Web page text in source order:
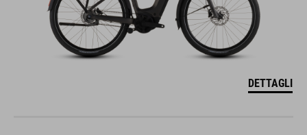
DETTAGLI